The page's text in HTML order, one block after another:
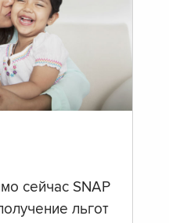
сейчас SNAP
льгот